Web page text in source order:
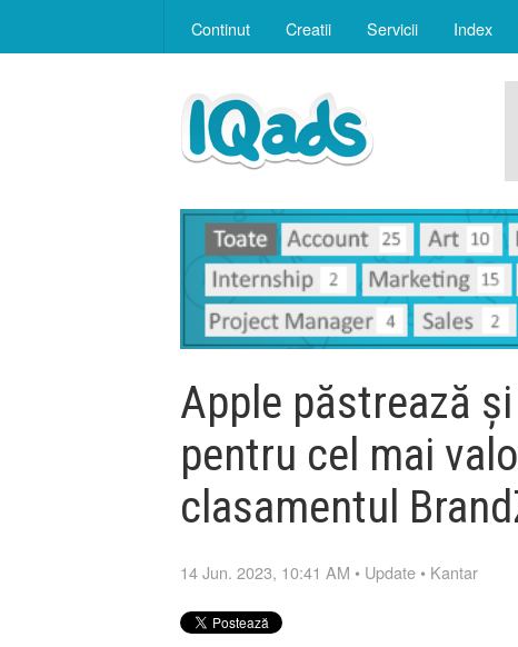
Continut Creatii Servicii Index
Apple păstrează
pentru cel mai
clasamentul
14 Jun. 2023, 10:41 AM • Update • Kantar